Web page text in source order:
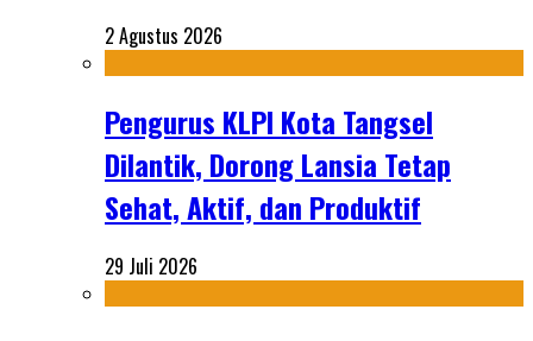
2 Agustus 2026
Pengurus KLPI Kota Tangsel
Dilantik, Dorong Lansia Tetap
Sehat, Aktif, dan Produktif
29 Juli 2026